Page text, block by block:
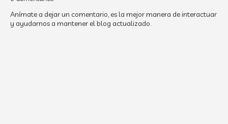
Anímate a dejar un comentario, es la mejor manera de interactuar
y ayudarnos a mantener el blog actualizado.